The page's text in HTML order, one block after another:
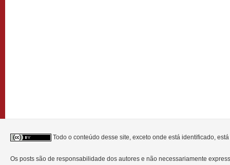
Todo o conteúdo desse site, exceto onde está identificado,
Os posts são de responsabilidade dos autores e não necessariamente